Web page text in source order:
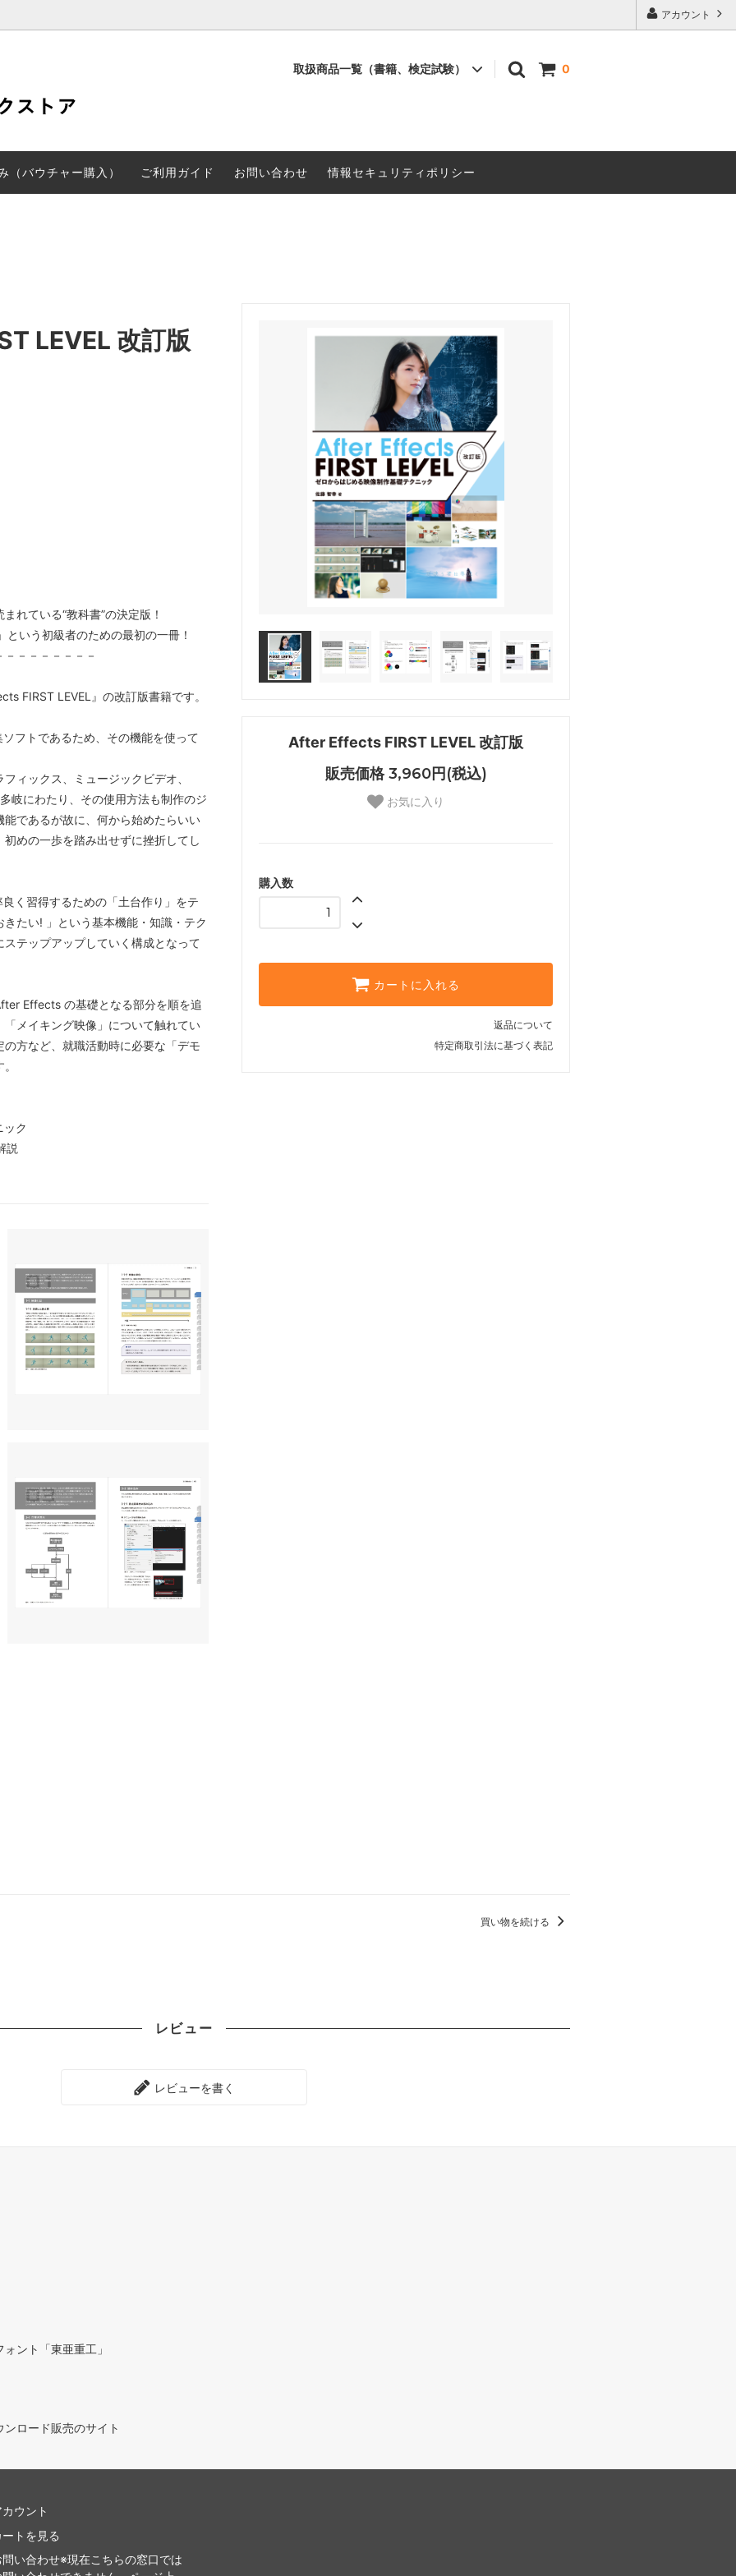
アカウント
0
取扱商品一覧（書籍、検定試験）
（バウチャー購入）
ご利用ガイド お問い合わせ 情報セキュリティポリシー
After Effects FIRST LEVEL 改訂版
販売価格 3,960円(税込)
お気に入り
購入数
カートに入れる
返品について
特定商取引法に基づく表記
LEVEL 改訂版
れている“教科書”の決定版！
いう初級者のための最初の一冊！
－－－－－－－
FIRST LEVEL』の改訂版書籍です。
フトであるため、その機能を使って
ィックス、ミュージックビデオ、
岐にわたり、その使用方法も制作のジ
であるが故に、何から始めたらいい
めの一歩を踏み出せずに挫折してし
く習得するための「土台作り」をテ
たい! 」という基本機能・知識・テク
テップアップしていく構成となって
Effects の基礎となる部分を順を追
メイキング映像」について触れてい
方など、就職活動時に必要な「デモ
ク
説
買い物を続ける
レビュー
レビューを書く
ント「東亜重工」
ロード販売のサイト
ウント
トを見る
問い合わせ※現在こちらの窓口では